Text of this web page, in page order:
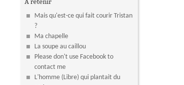
Mais qu'est-ce qui fait courir Tristan
?
Ma chapelle
La soupe au caillou
Please don't use Facebook to
contact me
L'homme (Libre) qui plantait du